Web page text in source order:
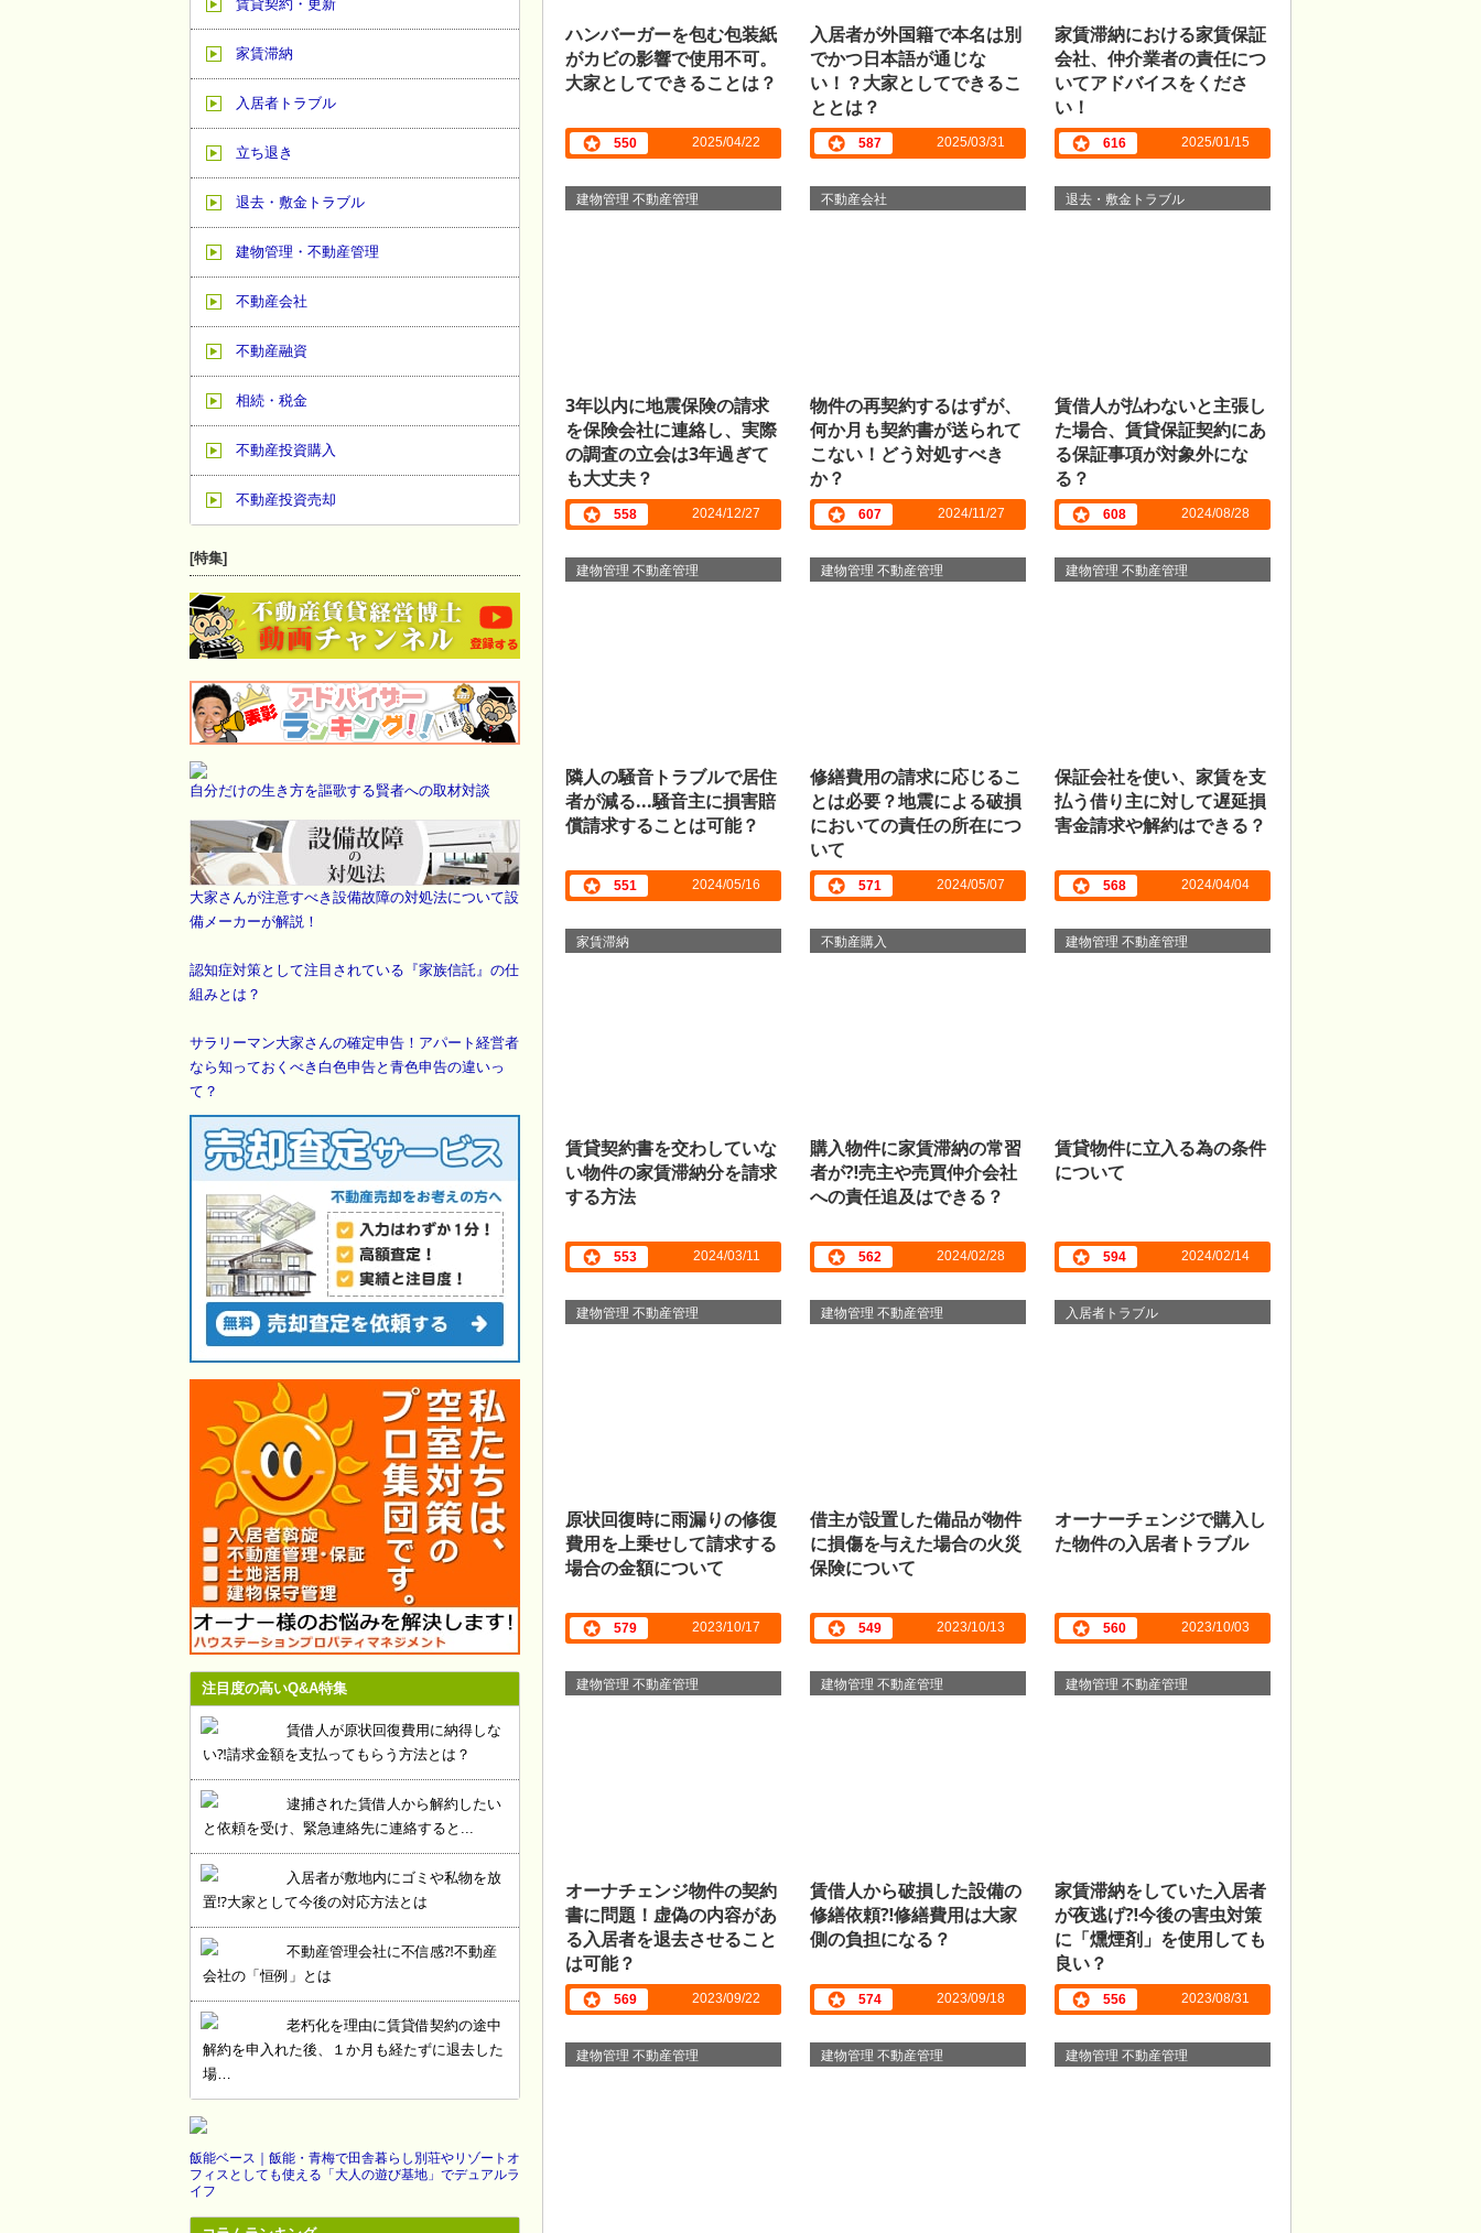
ハンバーガーを包む包装紙
がカビの影響で使用不可。
大家としてできることは？
550 2025/04/22
入居者が外国籍で本名は別
でかつ日本語が通じな
い！？大家としてできるこ
ととは？
587 2025/03/31
家賃滞納における家賃保証
会社、仲介業者の責任につ
いてアドバイスをくださ
い！
616 2025/01/15
建物管理 不動産管理
3年以内に地震保険の請求
を保険会社に連絡し、実際
の調査の立会は3年過ぎて
も大丈夫？
558 2024/12/27
不動産会社
物件の再契約するはずが、
何か月も契約書が送られて
こない！どう対処すべき
か？
607 2024/11/27
退去・敷金トラブル
賃借人が払わないと主張し
た場合、賃貸保証契約にあ
る保証事項が対象外にな
る？
608 2024/08/28
建物管理 不動産管理
隣人の騒音トラブルで居住
者が減る...騒音主に損害賠
償請求することは可能？
551 2024/05/16
建物管理 不動産管理
修繕費用の請求に応じるこ
とは必要？地震による破損
においての責任の所在につ
いて
571 2024/05/07
建物管理 不動産管理
保証会社を使い、家賃を支
払う借り主に対して遅延損
害金請求や解約はできる？
568 2024/04/04
家賃滞納
賃貸契約書を交わしていな
い物件の家賃滞納分を請求
する方法
553 2024/03/11
不動産購入
購入物件に家賃滞納の常習
者が⁈売主や売買仲介会社
への責任追及はできる？
562 2024/02/28
建物管理 不動産管理
賃貸物件に立入る為の条件
について
594 2024/02/14
建物管理 不動産管理
原状回復時に雨漏りの修復
費用を上乗せして請求する
場合の金額について
579 2023/10/17
建物管理 不動産管理
借主が設置した備品が物件
に損傷を与えた場合の火災
保険について
549 2023/10/13
入居者トラブル
オーナーチェンジで購入し
た物件の入居者トラブル
560 2023/10/03
建物管理 不動産管理
オーナチェンジ物件の契約
書に問題！虚偽の内容があ
る入居者を退去させること
は可能？
569 2023/09/22
建物管理 不動産管理
賃借人から破損した設備の
修繕依頼⁈修繕費用は大家
側の負担になる？
574 2023/09/18
建物管理 不動産管理
家賃滞納をしていた入居者
が夜逃げ⁈今後の害虫対策
に「燻煙剤」を使用しても
良い？
556 2023/08/31
建物管理 不動産管理 建物管理 不動産管理 建物管理 不動産管理
賃貸契約・更新
家賃滞納
入居者トラブル
立ち退き
退去・敷金トラブル
建物管理・不動産管理
不動産会社
不動産融資
相続・税金
不動産投資購入
不動産投資売却
[特集]
自分だけの生き方を謳歌する賢者への取材対談
大家さんが注意すべき設備故障の対処法について設
備メーカーが解説！
認知症対策として注目されている『家族信託』の仕
組みとは？
サラリーマン大家さんの確定申告！アパート経営者
なら知っておくべき白色申告と青色申告の違いっ
て？
注目度の高いQ&A特集
賃借人が原状回復費用に納得しな
い⁈請求金額を支払ってもらう方法とは？
逮捕された賃借人から解約したい
と依頼を受け、緊急連絡先に連絡すると...
入居者が敷地内にゴミや私物を放
置⁉大家として今後の対応方法とは
不動産管理会社に不信感⁈不動産
会社の「恒例」とは
老朽化を理由に賃貸借契約の途中
解約を申入れた後、１か月も経たずに退去した
場…
飯能ベース｜飯能・青梅で田舎暮らし別荘やリゾートオ
フィスとしても使える「大人の遊び基地」でデュアルラ
イフ